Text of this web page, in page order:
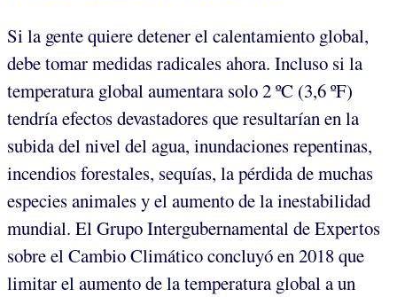
Si la gente quiere detener el calentamiento global,
debe tomar medidas radicales ahora. Incluso si la
temperatura global aumentara solo 2 ºC (3,6 ºF)
tendría efectos devastadores que resultarían en la
subida del nivel del agua, inundaciones repentinas,
incendios forestales, sequías, la pérdida de muchas
especies animales y el aumento de la inestabilidad
mundial. El Grupo Intergubernamental de Expertos
sobre el Cambio Climático concluyó en 2018 que
limitar el aumento de la temperatura global a un